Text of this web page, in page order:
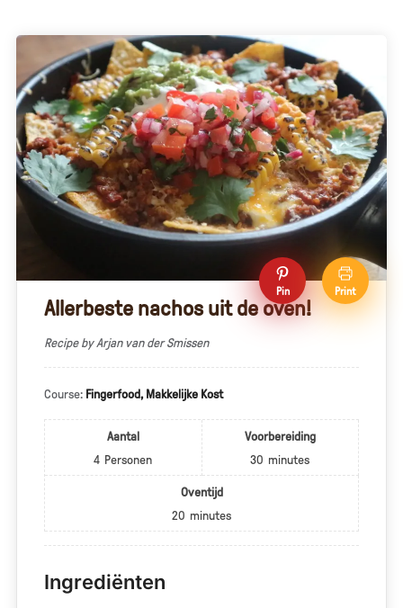
Pin Print
Allerbeste nachos uit de oven!
Recipe by Arjan van der Smissen
Course: Fingerfood, Makkelijke Kost
Aantal
4 Personen
Voorbereiding
30 minutes
Oventijd
20 minutes
Ingrediënten